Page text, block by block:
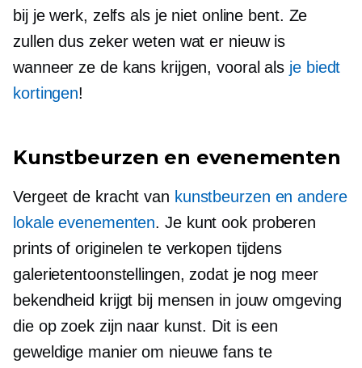
bij je werk, zelfs als je niet online bent. Ze
zullen dus zeker weten wat er nieuw is
wanneer ze de kans krijgen, vooral als je biedt
kortingen!
Kunstbeurzen en evenementen
Vergeet de kracht van kunstbeurzen en andere
lokale evenementen. Je kunt ook proberen
prints of originelen te verkopen tijdens
galerietentoonstellingen, zodat je nog meer
bekendheid krijgt bij mensen in jouw omgeving
die op zoek zijn naar kunst. Dit is een
geweldige manier om nieuwe fans te